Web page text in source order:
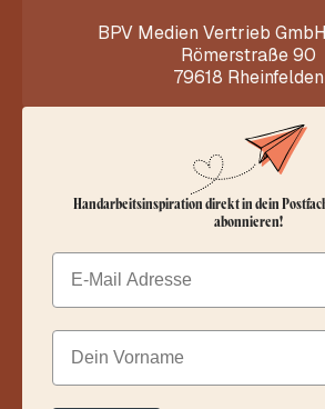
BPV Medien Vertrieb
Römerstraße 90
79618 Rheinfelden
Handarbeitsinspiration direkt in dein
abonnieren!
Email
Dein Vorname